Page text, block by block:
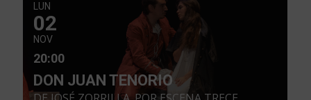
LUN
02
NOV
20:00
DON JUAN TENORIO